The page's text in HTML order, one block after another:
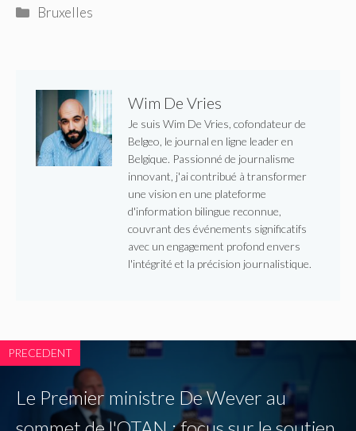
Catégories
Bruxelles
Wim De Vries
Je suis Wim De Vries, cofondateur de
Belgeo, le journal en ligne leader en
Belgique. Passionné de journalisme
innovant, j'ai contribué à transformer
une vision en une plateforme
d'information bilingue reconnue,
couvrant des événements significatifs
avec un engagement profond envers
l'intégrité et la précision journalistique.
PRECEDENT
Le Premier ministre De Wever au